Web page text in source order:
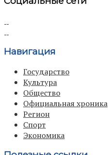
Навигация
Государство
Культура
Общество
Официальная хроника
Регион
Спорт
Экономика